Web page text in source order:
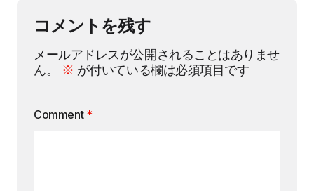
コメントを残す
メールアドレスが公開されることはありませ
ん。
※ が付いている欄は必須項目です
Comment *